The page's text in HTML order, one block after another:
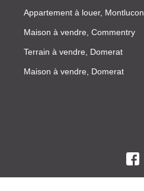
Appartement à louer, Montlucon
Maison à vendre, Commentry
Terrain à vendre, Domerat
Maison à vendre, Domerat